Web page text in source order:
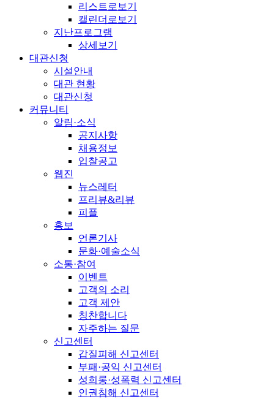
리스트로보기
캘린더로보기
지난프로그램
상세보기
대관신청
시설안내
대관 현황
대관신청
커뮤니티
알림·소식
공지사항
채용정보
입찰공고
웹진
뉴스레터
프리뷰&리뷰
피플
홍보
언론기사
문화·예술소식
소통·참여
이벤트
고객의 소리
고객 제안
칭찬합니다
자주하는 질문
신고센터
갑질피해 신고센터
부패·공익 신고센터
성희롱·성폭력 신고센터
인권침해 신고센터